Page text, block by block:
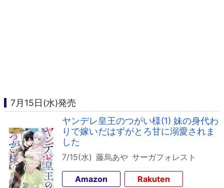
7月15日(水)発売
ヤンデレ皇王のつがい様(1) 妹の身代わ
りで嫁いだはずがとろ甘に溺愛されま
した
7/15(水) 藤烏あや サーガフォレスト
Amazon
Rakuten